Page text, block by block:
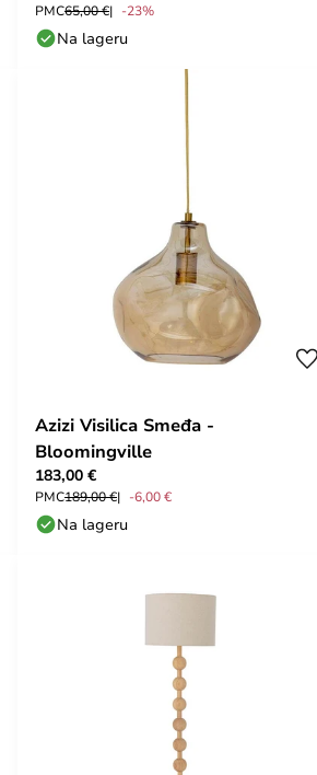
PMC65,00 € -23%
Na lageru
Azizi Visilica Smeđa -
Bloomingville
183,00 €
PMC189,00 € -6,00 €
Na lageru